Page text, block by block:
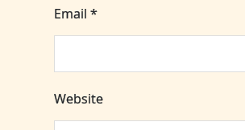
Email*
Website